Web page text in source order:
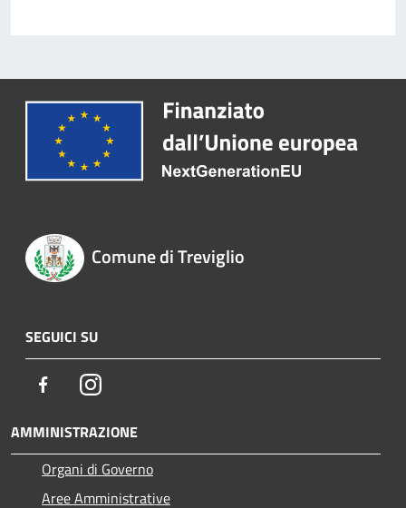
Comune di Treviglio
SEGUICI SU
FacebookInstagram
AMMINISTRAZIONE
Organi di Governo
Aree Amministrative